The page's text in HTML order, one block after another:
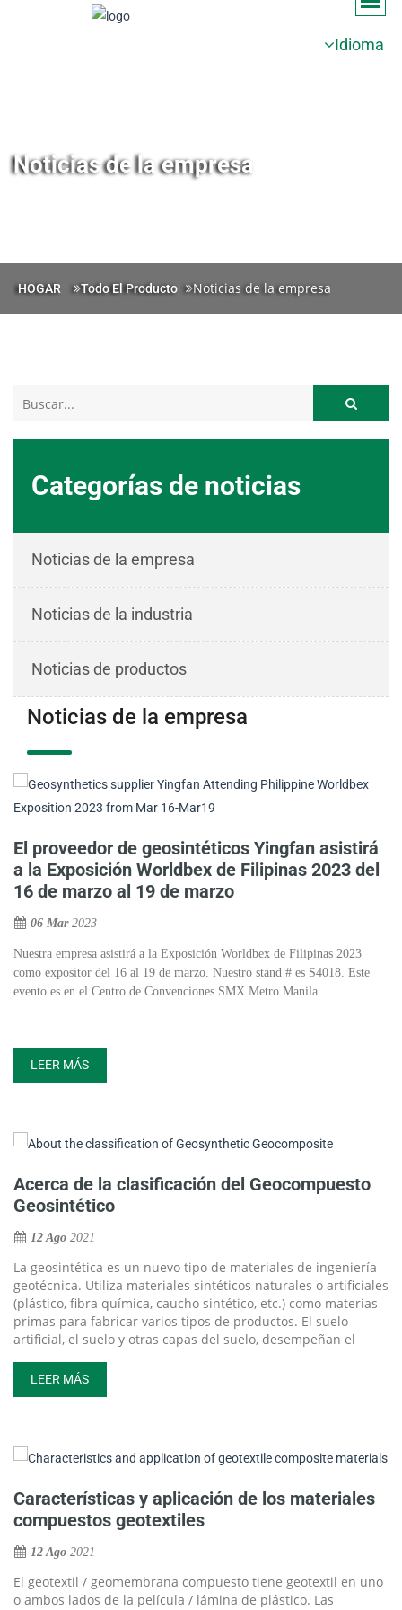
Idioma
Noticias de la empresa
HOGAR Todo El Producto Noticias de la empresa
Categorías de noticias
Noticias de la empresa
Noticias de la industria
Noticias de productos
Noticias de la empresa
El proveedor de geosintéticos Yingfan asistirá
a la Exposición Worldbex de Filipinas 2023 del
16 de marzo al 19 de marzo
06 Mar 2023
Nuestra empresa asistirá a la Exposición Worldbex de Filipinas 2023
como expositor del 16 al 19 de marzo. Nuestro stand # es S4018. Este
evento es en el Centro de Convenciones SMX Metro Manila.
LEER MÁS
Acerca de la clasificación del Geocompuesto
Geosintético
12 Ago 2021
La geosintética es un nuevo tipo de materiales de ingeniería
geotécnica. Utiliza materiales sintéticos naturales o artificiales
(plástico, fibra química, caucho sintético, etc.) como materias
primas para fabricar varios tipos de productos. El suelo
artificial, el suelo y otras capas del suelo, desempeñan el
actualidad, cuenta con una amplia gama de tierras,
ferrocarriles, energía hidroeléctrica, construcción, puertos
El desarrollo de geosintéticos modernos se basa en el
desarrollo de materiales sintéticos: plásticos, fibras sintéticas
Unidos inventaron un plástico sintetizado con nitrocelulosa y
alcanfor: el plastificante: "celuloide". En 1908, Leo Baekeland
salen los solventes de cloruro de polivinilo (PVC), polietileno
(PE), polietileno de baja densidad (LDPE), polipropileno (nylon),
poliéster (PET), polietileno de alta densidad (HDPE) y
LEER MÁS
Características y aplicación de los materiales
compuestos geotextiles
12 Ago 2021
El geotextil / geomembrana compuesto tiene geotextil en uno
o ambos lados de la película / lámina de plástico. Las